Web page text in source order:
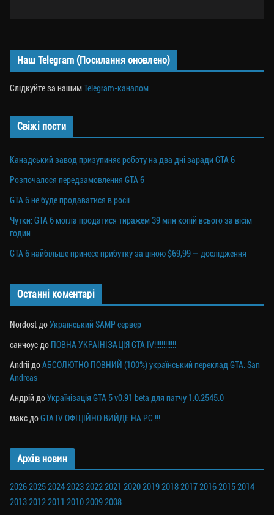
Наш Telegram (Посилання оновлено)
Слідкуйте за нашимTelegram-каналом
Свіжі пости
Канадський завод призупиняє роботу на два дні заради GTA 6
Розпочалося передзамовлення GTA 6
GTA 6 не буде продаватися в росії
Чутки: GTA 6 могла продатися тиражем 39 млн копій всього за вісім
годин
GTA 6 найбільше принесе прибутку за ціною $69,99 — дослідження
Останні коментарі
Nordost доУкраїнський SAMP сервер
санчоус до ПОВНА УКРАЇНІЗАЦІЯ GTA IV!!!!!!!!!!!!
Andrii доАБСОЛЮТНО ПОВНИЙ (100%) український переклад GTA: San
Andreas
Андрій доУкраїнізація GTA 5 v0.91 beta для патчу 1.0.2545.0
макс доGTA IV ОФІЦІЙНО ВИЙДЕ НА PC !!!
Архів новин
202620252024202320222021 2020201920182017201620152014
201320122011 201020092008